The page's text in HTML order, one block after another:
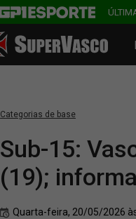
Categorias de base
Sub-15:
(19);
Quarta-feira, 20/05/2026